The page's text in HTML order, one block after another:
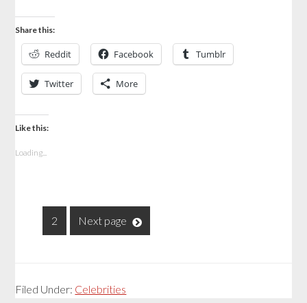
Share this:
Reddit Facebook Tumblr
Twitter More
Like this:
Loading...
2 Next page
Filed Under: Celebrities